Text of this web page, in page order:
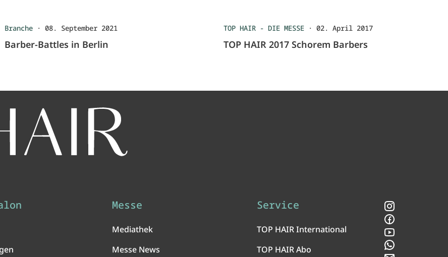
Branche ·08. September 2021
Barber-Battles in Berlin
TOP HAIR - DIE MESSE· 02. April 2017
TOP HAIR 2017 Schorem Barbers
Messe
Mediathek
Messe News
Service
TOP HAIR International
TOP HAIR Abo